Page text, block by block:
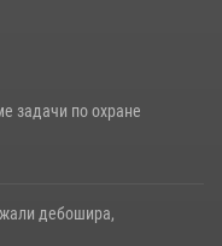
задачи по охране
дебошира,